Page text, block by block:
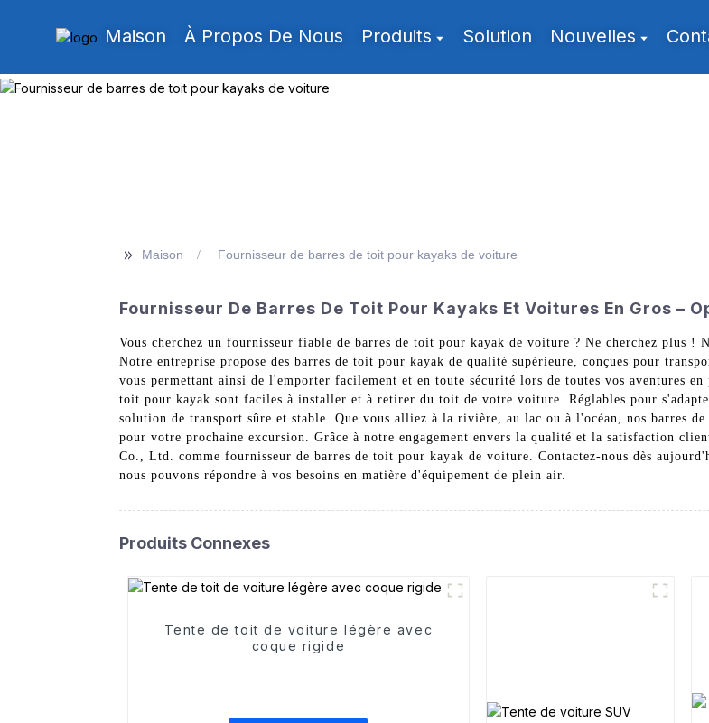
Maison À Propos De Nous Produits Solution Nouvelles
>> Maison Fournisseur de barres de toit pour kayaks de voiture
Fournisseur De Barres De Toit Pour Kayaks Et Voitures En Gros –
Vous cherchez un fournisseur fiable de barres de toit pour kayak de voiture ? Ne cherchez plus
Notre entreprise propose des barres de toit pour kayak de qualité supérieure, conçues pour
vous permettant ainsi de l'emporter facilement et en toute sécurité lors de toutes vos aventures
toit pour kayak sont faciles à installer et à retirer du toit de votre voiture. Réglables pour
solution de transport sûre et stable. Que vous alliez à la rivière, au lac ou à l'océan, nos barres
pour votre prochaine excursion. Grâce à notre engagement envers la qualité et la satisfaction
Co., Ltd. comme fournisseur de barres de toit pour kayak de voiture. Contactez-nous dès
nous pouvons répondre à vos besoins en matière d'équipement de plein air.
Produits Connexes
Tente de toit de voiture légère avec
coque rigide